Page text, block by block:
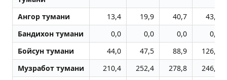
Aнгор тумани 13,4 19,9 40,7
43,0
Бандихон тумани
0,0 0,0 0,0
0,0
Бойсун тумани
44,0 47,5 88,9
126,7
Музработ тумани
210,4 252,4 278,8
246,8